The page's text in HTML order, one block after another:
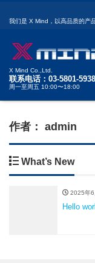
我们是 X Mind，以高品质的产
X Mind Co.,Ltd.
联系电话：03-5801-5938
周一至周五 10:00〜18:00
作者： admin
What’s New
2025年6
Hello